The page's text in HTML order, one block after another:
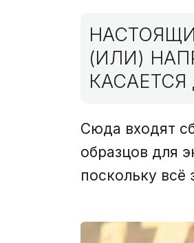
(ИЛИ)
Сюда входят
образцов для
поскольку всё